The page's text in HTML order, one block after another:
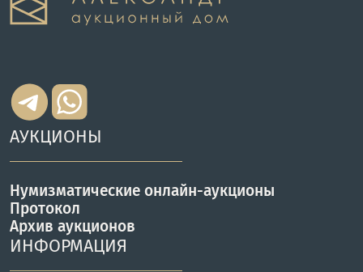
АУКЦИОНЫ
Нумизматические онлайн-аукционы
Протокол
Архив аукционов
ИНФОРМАЦИЯ